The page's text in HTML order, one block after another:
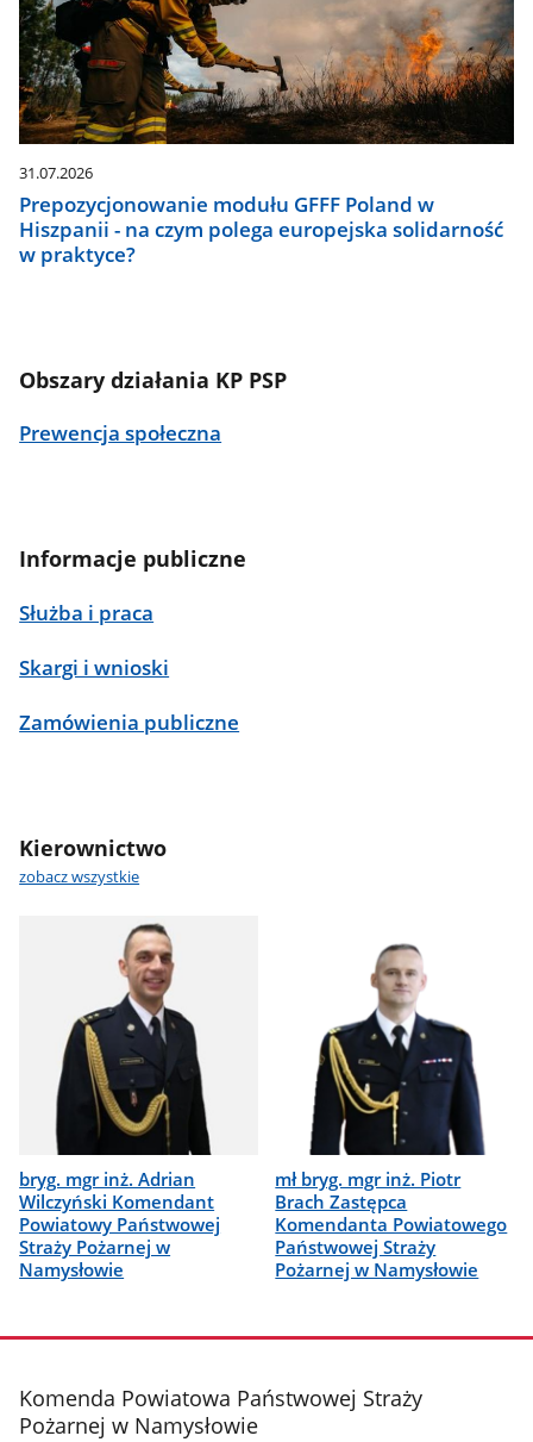
31.07.2026
Prepozycjonowanie modułu GFFF Poland w
Hiszpanii - na czym polega europejska solidarność
w praktyce?
Obszary działania KP PSP
Prewencja społeczna
Informacje publiczne
Służba i praca
Skargi i wnioski
Zamówienia publiczne
Kierownictwo
zobacz wszystkie
bryg. mgr inż. Adrian
Wilczyński Komendant
Powiatowy Państwowej
Straży Pożarnej w
Namysłowie
mł bryg. mgr inż. Piotr
Brach Zastępca
Komendanta Powiatowego
Państwowej Straży
Pożarnej w Namysłowie
stopka
Komenda Powiatowa Państwowej Straży
Pożarnej w Namysłowie